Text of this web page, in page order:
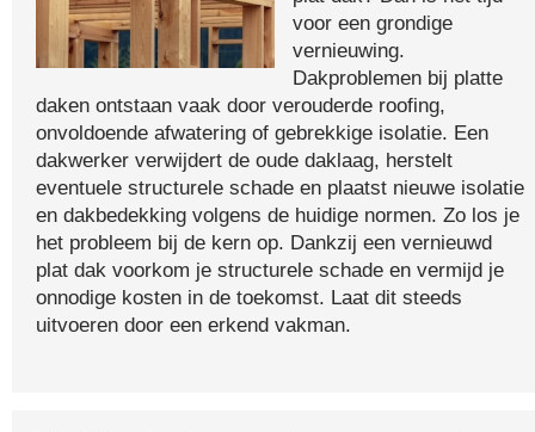
voor een grondige
vernieuwing.
Dakproblemen bij platte
daken ontstaan vaak door verouderde roofing,
onvoldoende afwatering of gebrekkige isolatie. Een
dakwerker verwijdert de oude daklaag, herstelt
eventuele structurele schade en plaatst nieuwe isolatie
en dakbedekking volgens de huidige normen. Zo los je
het probleem bij de kern op. Dankzij een vernieuwd
plat dak voorkom je structurele schade en vermijd je
onnodige kosten in de toekomst. Laat dit steeds
uitvoeren door een erkend vakman.